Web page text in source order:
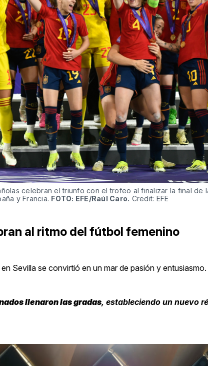
celebran el triunfo con el trofeo al finalizar la final de
y Francia. FOTO: EFE/Raúl Caro. Credit: EFE
al ritmo del fútbol femenino
Sevilla se convirtió en un mar de pasión y entusiasmo.
llenaron las gradas, estableciendo un nuevo